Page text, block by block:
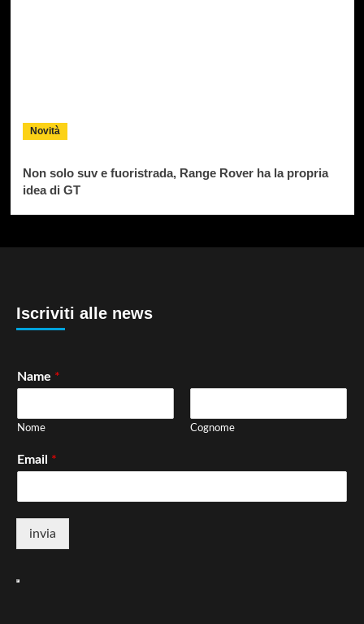
Novità
Non solo suv e fuoristrada, Range Rover ha la propria
idea di GT
Iscriviti alle news
Name *
Nome Cognome
Email *
invia